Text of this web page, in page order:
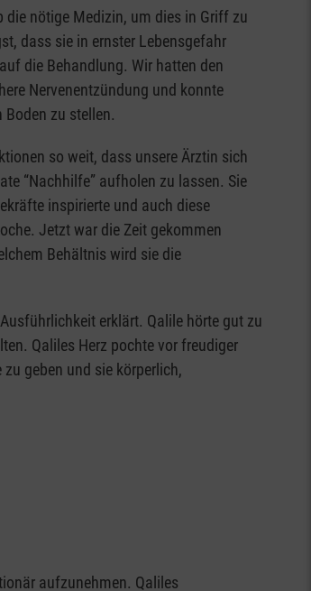
die nötige Medizin, um dies in Griff zu
dass sie in ernster Lebensgefahr
die Behandlung. Wir hatten den
Nervenentzündung und konnte
zu stellen.
so weit, dass unsere Ärztin sich
“Nachhilfe” aufholen zu lassen. Sie
inspirierte und auch diese
Jetzt war die Zeit gekommen
Behältnis wird sie die
erklärt. Qalile hörte gut zu
Qaliles Herz pochte vor freudiger
geben und sie körperlich,
aufzunehmen. Qaliles